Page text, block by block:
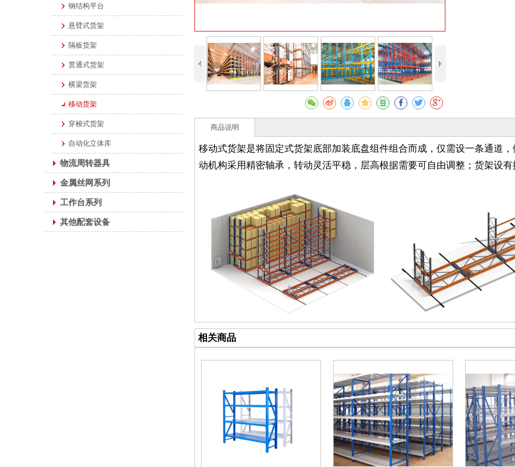
钢结构平台
悬臂式货架
隔板货架
贯通式货架
横梁货架
移动货架
穿梭式货架
自动化立体库
物流周转器具
金属丝网系列
工作台系列
其他配套设备
商品说明
移动式货架是将固定式货架底部加装底盘组件组合而成，仅需设一条通道
动机构采用精密轴承，转动灵活平稳，层高根据需要可自由调整；货架设有
相关商品